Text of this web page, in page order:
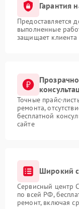
Гарантия
Предоставляется
выполненные
защищает клиента
Точные прайс-
ремонта,
бесплатной
сайте
Широкий
Сервисный центр
по всей РФ,
ремонт, включая